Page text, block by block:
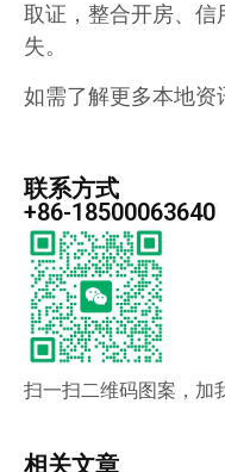
取证，整合开房、信
失。
如需了解更多本地资
联系方式
+86-18500063640
扫一扫二维码图案，加
相关文章